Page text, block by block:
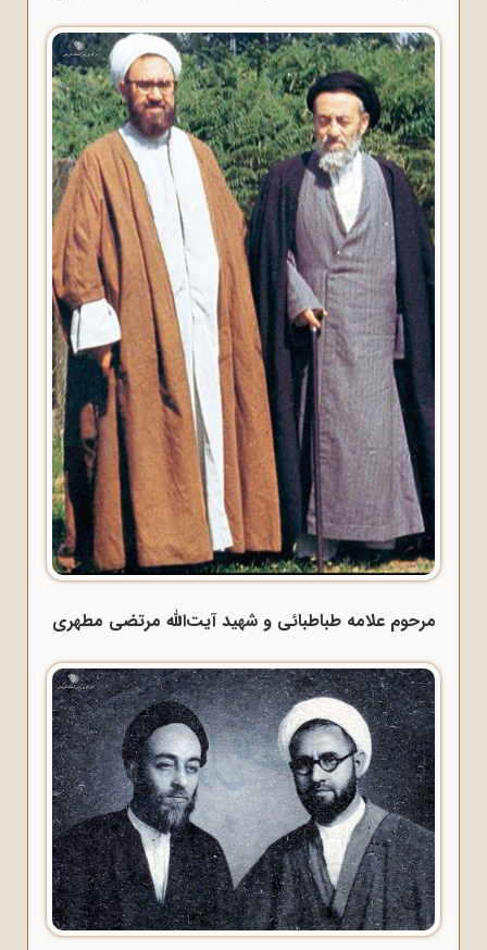
مرحوم علامه طباطبائی و شهید آیت‌الله مرتضی مطهری